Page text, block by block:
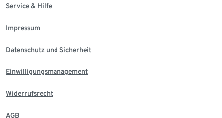
Service & Hilfe
Impressum
Datenschutz und Sicherheit
Einwilligungsmanagement
Widerrufsrecht
AGB